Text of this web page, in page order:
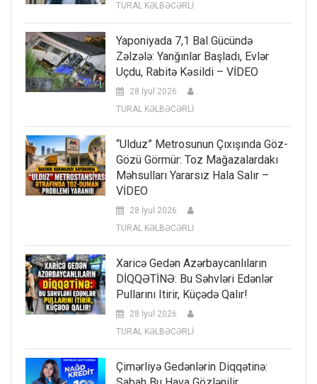
TURAL KƏLBƏCƏRLİ
Yaponiyada 7,1 Bal Gücündə
Zəlzələ: Yanğınlar Başladı, Evlər
Uçdu, Rabitə Kəsildi – VİDEO
28 İyul 2026
TURAL KƏLBƏCƏRLİ
“Ulduz” Metrosunun Çıxışında Göz-
Gözü Görmür: Toz Mağazalardakı
Məhsulları Yararsız Hala Salır –
VİDEO
28 İyul 2026
TURAL KƏLBƏCƏRLİ
Xaricə Gedən Azərbaycanlıların
DİQQƏTİNƏ: Bu Səhvləri Edənlər
Pullarını Itirir, Küçədə Qalır!
28 İyul 2026
TURAL KƏLBƏCƏRLİ
Çimərliyə Gedənlərin Diqqətinə: